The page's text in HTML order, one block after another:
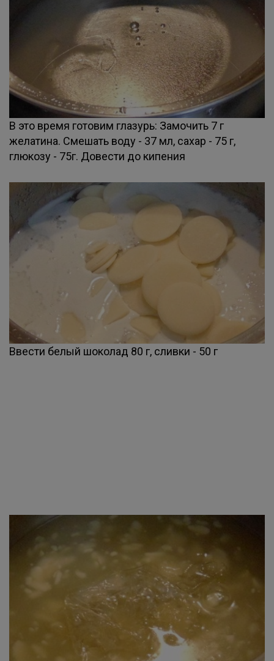
В это время готовим глазурь: Замочить 7 г
желатина. Смешать воду - 37 мл, сахар - 75 г,
глюкозу - 75г. Довести до кипения
Ввести белый шоколад 80 г, сливки - 50 г